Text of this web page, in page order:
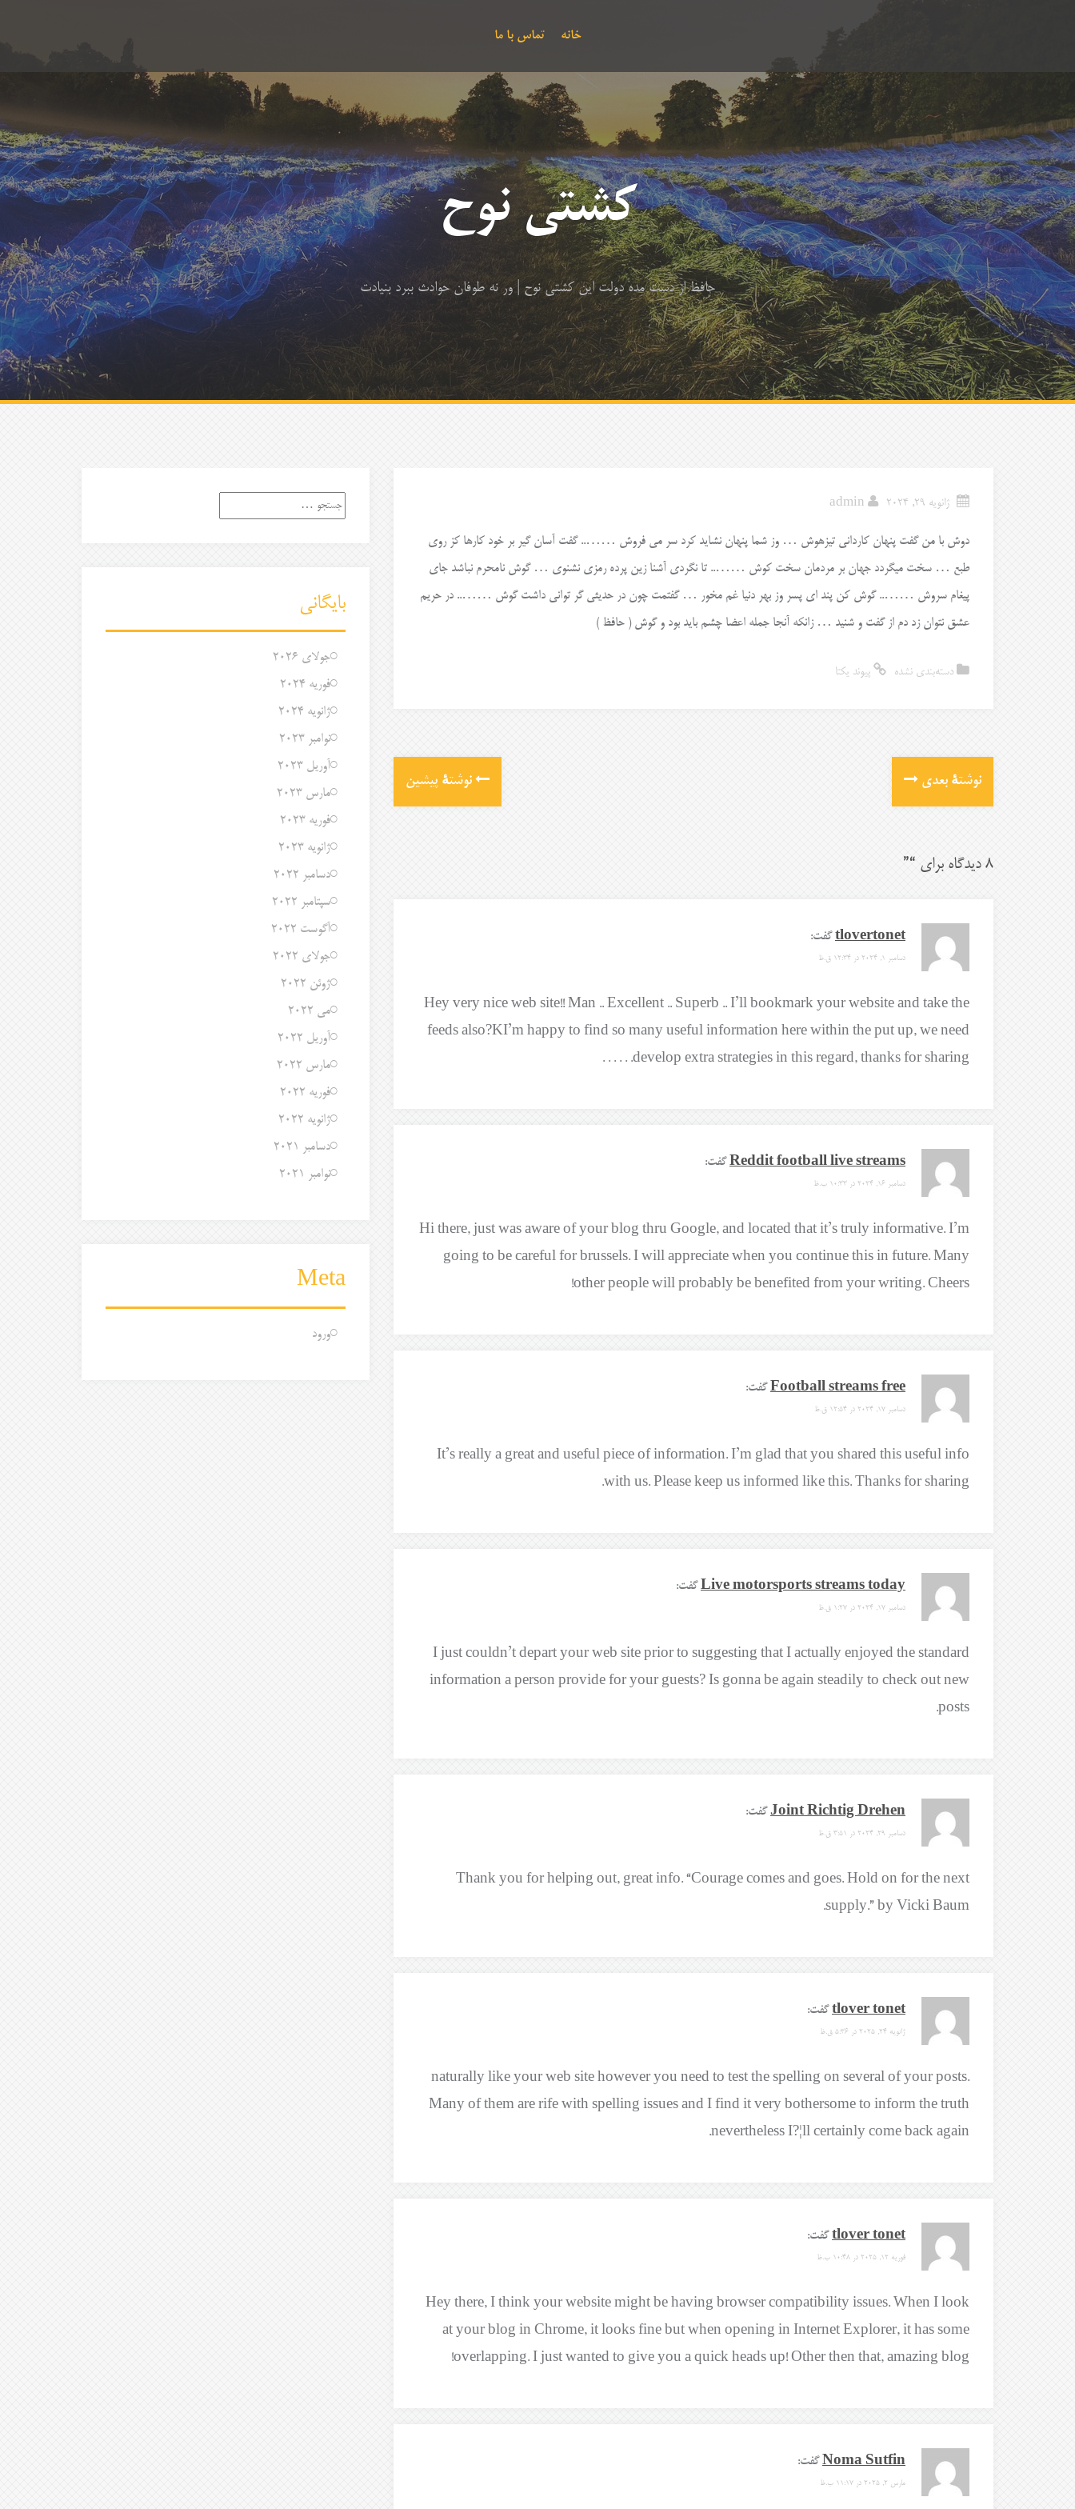
خانه تماس با ما
کشتی نوح
حافظ از دست مده دولت این کشتی نوح | ور نه طوفان حوادث ببرد بنیادت
ژانویه 29, 2024 admin
دوش با من گفت پنهان کاردانی تیزهوش … وز شما پنهان نشاید کرد سر می فروش …….. گفت آسان گیر بر خود کارها کز روی
طبع … سخت میگردد جهان بر مردمان سخت کوش …….. تا نگردی آشنا زین پرده رمزی نشنوی … گوش نامحرم نباشد جای
پیغام سروش …….. گوش کن پند ای پسر وز بهر دنیا غم مخور … گفتمت چون در حدیثی گر توانی داشت گوش …….. در حریم
عشق نتوان زد دم از گفت و شنید … زانکه آنجا جمله اعضا چشم باید بود و گوش ( حافظ )
دسته‌بندی نشده پیوند یکتا
نوشتهٔ پیشین نوشتهٔ بعدی
8 دیدگاه برای “ ”
tlovertonet گفت:
دسامبر 1, 2024 در 12:34 ق.ظ
Hey very nice web site!! Man .. Excellent .. Superb .. I’ll bookmark your website and take the
feeds also?KI’m happy to find so many useful information here within the put up, we need
develop extra strategies in this regard, thanks for sharing. . . . . .
Reddit football live streams گفت:
دسامبر 16, 2024 در 10:33 ب.ظ
Hi there, just was aware of your blog thru Google, and located that it’s truly informative. I’m
going to be careful for brussels. I will appreciate when you continue this in future. Many
other people will probably be benefited from your writing. Cheers!
Football streams free گفت:
دسامبر 17, 2024 در 12:54 ق.ظ
It’s really a great and useful piece of information. I’m glad that you shared this useful info
with us. Please keep us informed like this. Thanks for sharing.
Live motorsports streams today گفت:
دسامبر 17, 2024 در 1:27 ق.ظ
I just couldn’t depart your web site prior to suggesting that I actually enjoyed the standard
information a person provide for your guests? Is gonna be again steadily to check out new
posts.
Joint Richtig Drehen گفت:
دسامبر 29, 2024 در 3:51 ق.ظ
Thank you for helping out, great info. “Courage comes and goes. Hold on for the next
supply.” by Vicki Baum.
tlover tonet گفت:
ژانویه 24, 2025 در 5:36 ق.ظ
naturally like your web site however you need to test the spelling on several of your posts.
Many of them are rife with spelling issues and I find it very bothersome to inform the truth
nevertheless I?¦ll certainly come back again.
tlover tonet گفت:
فوریه 12, 2025 در 10:48 ب.ظ
Hey there, I think your website might be having browser compatibility issues. When I look
at your blog in Chrome, it looks fine but when opening in Internet Explorer, it has some
overlapping. I just wanted to give you a quick heads up! Other then that, amazing blog!
Noma Sutfin گفت:
مارس 2, 2025 در 11:17 ب.ظ
جستجو
بایگانی
جولای 2026
فوریه 2024
ژانویه 2024
نوامبر 2023
آوریل 2023
مارس 2023
فوریه 2023
ژانویه 2023
دسامبر 2022
سپتامبر 2022
آگوست 2022
جولای 2022
ژوئن 2022
می 2022
آوریل 2022
مارس 2022
فوریه 2022
ژانویه 2022
دسامبر 2021
نوامبر 2021
Meta
ورود